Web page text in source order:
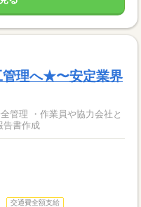
管理へ★〜安定業界
管理 ・作業員や協力会社と
告書作成
交通費全額支給